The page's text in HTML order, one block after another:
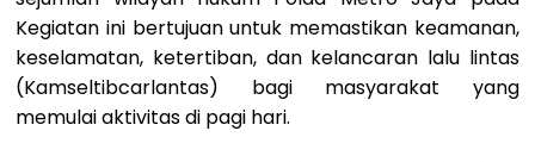
Kegiatan ini bertujuan untuk memastikan keamanan,
keselamatan, ketertiban, dan kelancaran lalu lintas
(Kamseltibcarlantas) bagi masyarakat yang
memulai aktivitas di pagi hari.